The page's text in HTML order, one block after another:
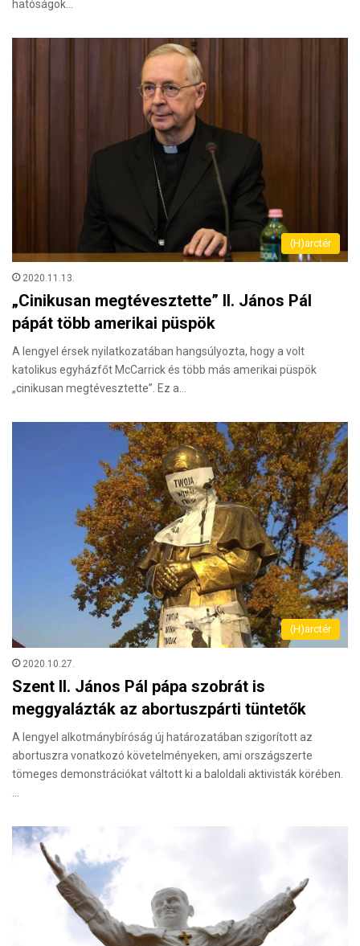
hatóságok…
(H)arctér
2020.11.13.
„Cinikusan megtévesztette” II. János Pál
pápát több amerikai püspök
A lengyel érsek nyilatkozatában hangsúlyozta, hogy a volt
katolikus egyházfőt McCarrick és több más amerikai püspök
„cinikusan megtévesztette”. Ez a…
(H)arctér
2020.10.27.
Szent II. János Pál pápa szobrát is
meggyalázták az abortuszpárti tüntetők
A lengyel alkotmánybíróság új határozatában szigorított az
abortuszra vonatkozó követelményeken, ami országszerte
tömeges demonstrációkat váltott ki a baloldali aktivisták körében.